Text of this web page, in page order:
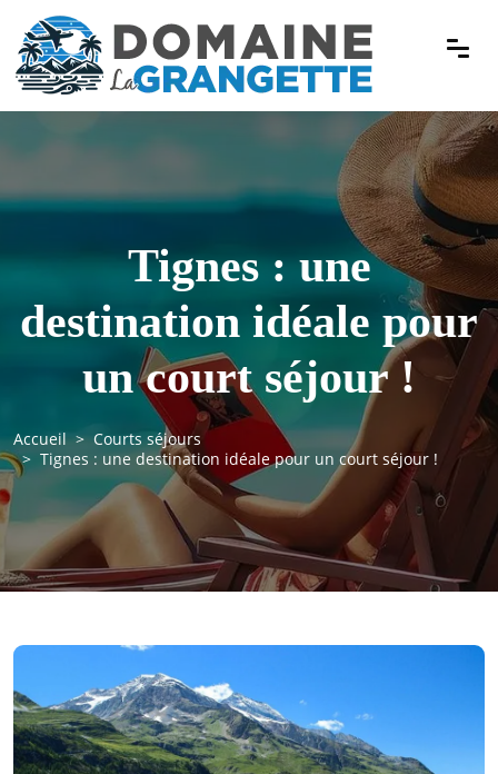
Tignes : une
destination idéale pour
un court séjour !
Accueil
Courts séjours
Tignes : une destination idéale pour un court séjour !